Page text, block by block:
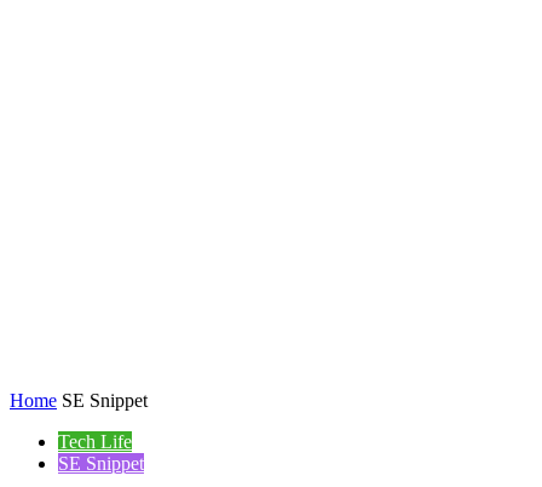
Home SE Snippet
Tech Life
SE Snippet